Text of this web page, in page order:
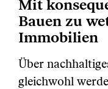
Mit
Bauen zu
Immobilien
Über
gleichwohl